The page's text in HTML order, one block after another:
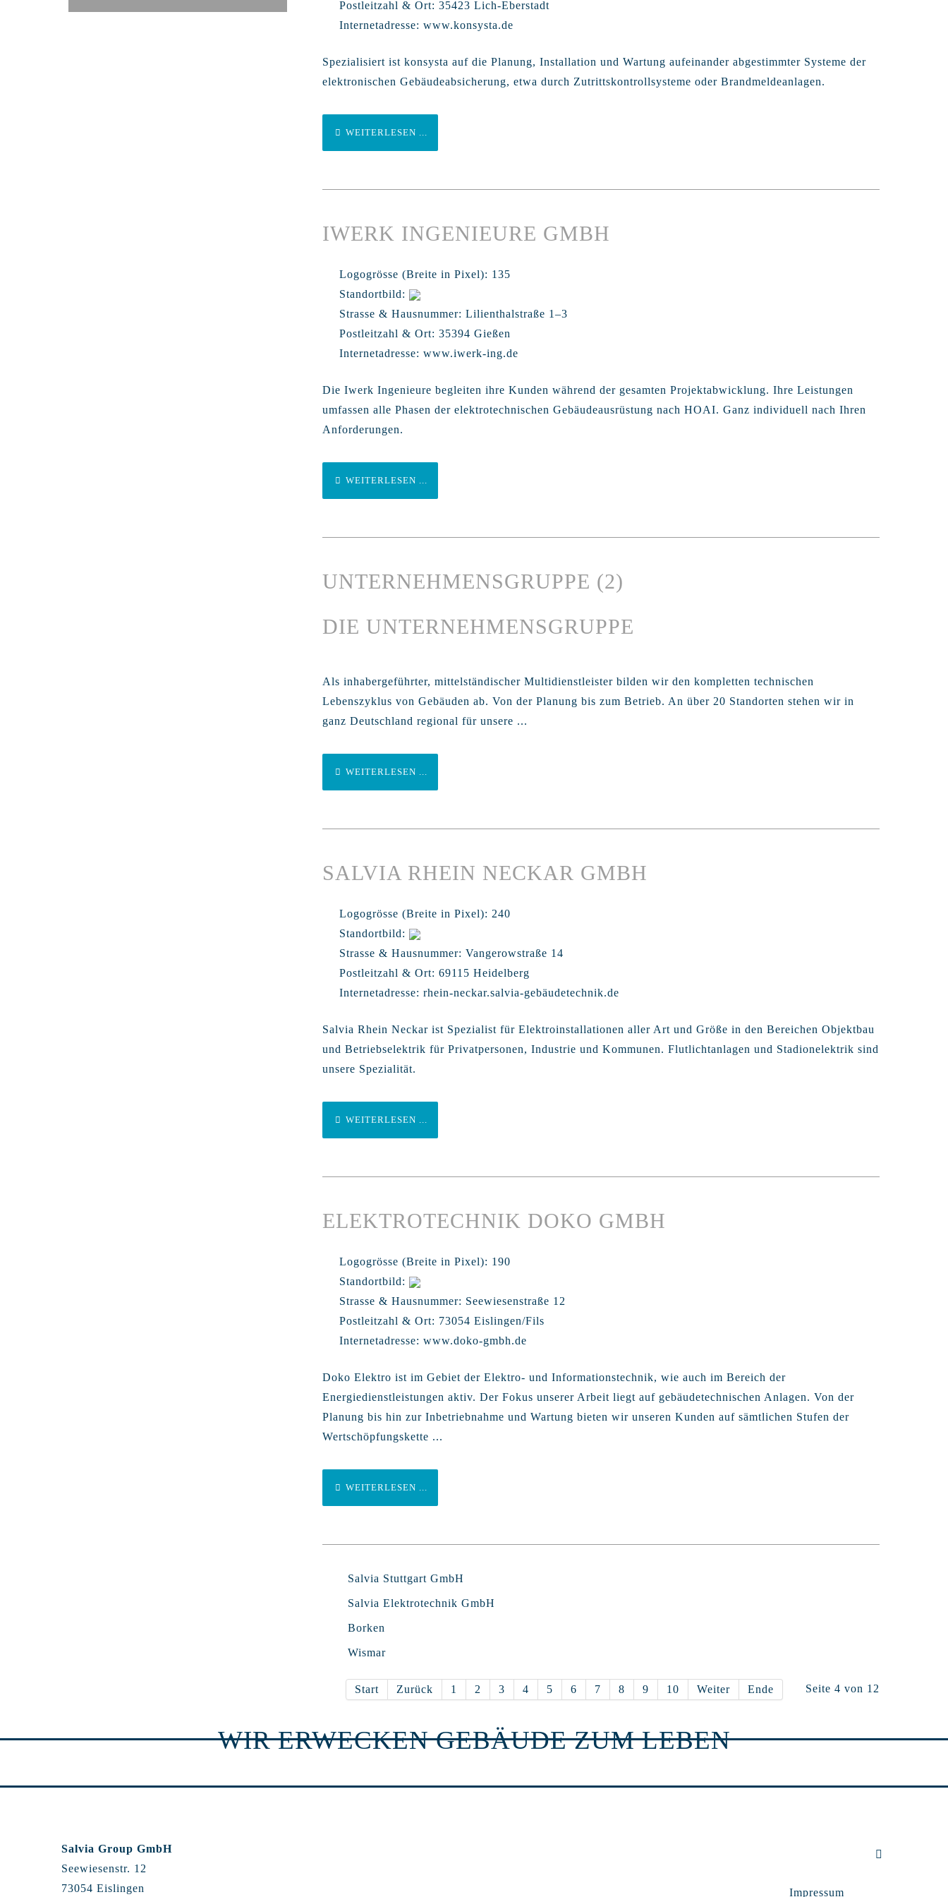
Postleitzahl & Ort: 35423 Lich-Eberstadt
Internetadresse: www.konsysta.de
Spezialisiert ist konsysta auf die Planung, Installation und Wartung aufeinander abgestimmter Systeme der
elektronischen Gebäudeabsicherung, etwa durch Zutrittskontrollsysteme oder Brandmeldeanlagen.
WEITERLESEN ...
IWERK INGENIEURE GMBH
Logogrösse (Breite in Pixel): 135
Standortbild:
Strasse & Hausnummer: Lilienthalstraße 1–3
Postleitzahl & Ort: 35394 Gießen
Internetadresse: www.iwerk-ing.de
Die Iwerk Ingenieure begleiten ihre Kunden während der gesamten Projektabwicklung. Ihre Leistungen
umfassen alle Phasen der elektrotechnischen Gebäudeausrüstung nach HOAI. Ganz individuell nach Ihren
Anforderungen.
WEITERLESEN ...
UNTERNEHMENSGRUPPE (2)
DIE UNTERNEHMENSGRUPPE
Als inhabergeführter, mittelständischer Multidienstleister bilden wir den kompletten technischen
Lebenszyklus von Gebäuden ab. Von der Planung bis zum Betrieb. An über 20 Standorten stehen wir in
ganz Deutschland regional für unsere ...
WEITERLESEN ...
SALVIA RHEIN NECKAR GMBH
Logogrösse (Breite in Pixel): 240
Standortbild:
Strasse & Hausnummer: Vangerowstraße 14
Postleitzahl & Ort: 69115 Heidelberg
Internetadresse: rhein-neckar.salvia-gebäudetechnik.de
Salvia Rhein Neckar ist Spezialist für Elektroinstallationen aller Art und Größe in den Bereichen Objektbau
und Betriebselektrik für Privatpersonen, Industrie und Kommunen. Flutlichtanlagen und Stadionelektrik sind
unsere Spezialität.
WEITERLESEN ...
ELEKTROTECHNIK DOKO GMBH
Logogrösse (Breite in Pixel): 190
Standortbild:
Strasse & Hausnummer: Seewiesenstraße 12
Postleitzahl & Ort: 73054 Eislingen/Fils
Internetadresse: www.doko-gmbh.de
Doko Elektro ist im Gebiet der Elektro- und Informationstechnik, wie auch im Bereich der
Energiedienstleistungen aktiv. Der Fokus unserer Arbeit liegt auf gebäudetechnischen Anlagen. Von der
Planung bis hin zur Inbetriebnahme und Wartung bieten wir unseren Kunden auf sämtlichen Stufen der
Wertschöpfungskette ...
WEITERLESEN ...
Salvia Stuttgart GmbH
Salvia Elektrotechnik GmbH
Borken
Wismar
Seite 4 von 12
Start Zurück 1 2 3 4 5 6 7 8 9 10 Weiter Ende
WIR ERWECKEN GEBÄUDE ZUM LEBEN
Salvia Group GmbH
Seewiesenstr. 12
73054 Eislingen
Impressum